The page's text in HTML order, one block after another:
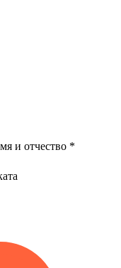
и отчество *